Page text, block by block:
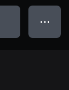
● ● ●